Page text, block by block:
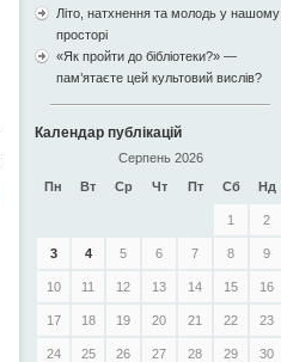
Літо, натхнення та молодь у нашому
просторі
«Як пройти до бібліотеки?» —
пам’ятаєте цей культовий вислів?
Календар публікацій
Серпень 2026
Пн
Вт Ср Чт Пт Сб Нд
1 2
3 4 5 6 7 8 9
10 11 12 13 14 15 16
17 18 19 20 21 22 23
24 25 26 27 28 29 30